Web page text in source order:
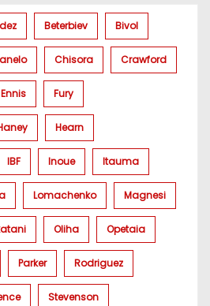
Beterbiev Bivol
Chisora Crawford
Ennis Fury
Hearn
IBF Inoue Itauma
Lomachenko Magnesi
Oliha Opetaia
Parker Rodriguez
Stevenson